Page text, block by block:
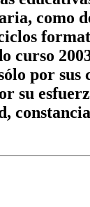
como
curso
por sus
su